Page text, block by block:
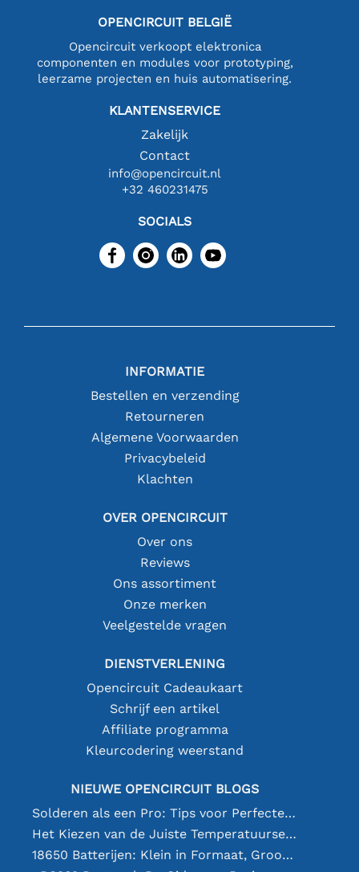
OPENCIRCUIT BELGIË
Opencircuit verkoopt elektronica
componenten en modules voor prototyping,
leerzame projecten en huis automatisering.
KLANTENSERVICE
Zakelijk
Contact
info@opencircuit.nl
+32 460231475
SOCIALS
INFORMATIE
Bestellen en verzending
Retourneren
Algemene Voorwaarden
Privacybeleid
Klachten
OVER OPENCIRCUIT
Over ons
Reviews
Ons assortiment
Onze merken
Veelgestelde vragen
DIENSTVERLENING
Opencircuit Cadeaukaart
Schrijf een artikel
Affiliate programma
Kleurcodering weerstand
NIEUWE OPENCIRCUIT BLOGS
Solderen als een Pro: Tips voor Perfecte Elektronische Verbindingen
Het Kiezen van de Juiste Temperatuursensor [youtube]
18650 Batterijen: Klein in Formaat, Groot in Prestatie